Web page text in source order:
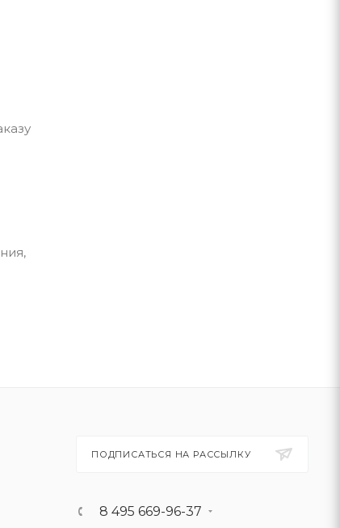
ПОДПИСАТЬСЯ НА РАССЫЛКУ
8 495 669-96-37